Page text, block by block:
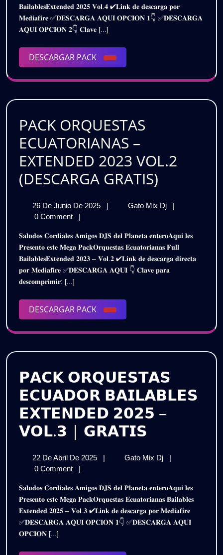
–
PACK
VOL.4
|
GRATIS
–
PACK
𝐁𝐚𝐢𝐥𝐚𝐛𝐥𝐞𝐬𝐄𝐱𝐭𝐞𝐧𝐝𝐞𝐝 𝟐𝟎𝟐𝟓 𝐕𝐨𝐥.𝟒 ✔𝐋𝐢𝐧𝐤 𝐝𝐞 𝐝𝐞𝐬𝐜𝐚𝐫𝐠𝐚 𝐩𝐨𝐫
𝐌𝐞𝐝𝐢𝐚𝐟𝐢𝐫𝐞 ✅𝐃𝐄𝐒𝐂𝐀𝐑𝐆𝐀 𝐀𝐐𝐔𝐈 𝐎𝐏𝐂𝐈𝐎𝐍 𝟏👇 ✅𝐃𝐄𝐒𝐂𝐀𝐑𝐆𝐀
𝐀𝐐𝐔𝐈 𝐎𝐏𝐂𝐈𝐎𝐍 𝟐👇 𝐂𝐥𝐚𝐯𝐞 [...]
DESCARGAR PACK
DESCARGAR
PACK
PACK ORQUESTAS
ECUATORIANAS –
EXTENDED 2023 VOL.2
(DESCARGA GRATIS)
–
2023
26 De Junio De 2025
26
De
2025
| Gato Mix Dj
PACK
–
EXTENDED
2023
VOL.2
|
0 Comment
|
𝐒𝐚𝐥𝐮𝐝𝐨𝐬 𝐂𝐨𝐫𝐝𝐢𝐚𝐥𝐞𝐬 𝐀𝐦𝐢𝐠𝐨𝐬 𝐃𝐉𝐒 𝐝𝐞𝐥 𝐏𝐥𝐚𝐧𝐞𝐭𝐚 𝐞𝐧𝐭𝐞𝐫𝐨𝐀𝐪𝐮𝐢 𝐥𝐞𝐬
𝐏𝐫𝐞𝐬𝐞𝐧𝐭𝐨 𝐞𝐬𝐭𝐞 𝐌𝐞𝐠𝐚 𝐏𝐚𝐜𝐤𝐎𝐫𝐪𝐮𝐞𝐬𝐭𝐚𝐬 𝐄𝐜𝐮𝐚𝐭𝐨𝐫𝐢𝐚𝐧𝐚𝐬 𝐅𝐮𝐥𝐥
𝐁𝐚𝐢𝐥𝐚𝐛𝐥𝐞𝐬𝐄𝐱𝐭𝐞𝐧𝐝𝐞𝐝 𝟐𝟎𝟐𝟑 – 𝐕𝐨𝐥.𝟐 ✔𝐋𝐢𝐧𝐤 𝐝𝐞 𝐝𝐞𝐬𝐜𝐚𝐫𝐠𝐚 𝐝𝐢𝐫𝐞𝐜𝐭𝐚
𝐩𝐨𝐫 𝐌𝐞𝐝𝐢𝐚𝐟𝐢𝐫𝐞 ✅𝐃𝐄𝐒𝐂𝐀𝐑𝐆𝐀 𝐀𝐐𝐔𝐈 👇 𝐂𝐥𝐚𝐯𝐞 𝐩𝐚𝐫𝐚
𝐝𝐞𝐬𝐜𝐨𝐦𝐩𝐫𝐢𝐦𝐢𝐫: [...]
DESCARGAR PACK
DESCARGAR
PACK
𝗣𝗔𝗖𝗞 𝗢𝗥𝗤𝗨𝗘𝗦𝗧𝗔𝗦
𝗘𝗖𝗨𝗔𝗗𝗢𝗥 𝗕𝗔𝗜𝗟𝗔𝗕𝗟𝗘𝗦
𝗘𝗫𝗧𝗘𝗡𝗗𝗘𝗗 𝟮𝟬𝟮𝟱 –
𝗩𝗢𝗟.𝟯 | 𝗚𝗥𝗔𝗧𝗜𝗦
𝟮𝟬𝟮𝟱
22 De Abril De 2025
22
De
2025
| Gato Mix Dj
𝗣𝗔𝗖𝗞
𝗕𝗔𝗜𝗟𝗔𝗕𝗟𝗘𝗦
𝗘𝗫𝗧𝗘𝗡𝗗𝗘𝗗
𝟮𝟬𝟮𝟱
–
|
0 Comment
|
𝐒𝐚𝐥𝐮𝐝𝐨𝐬 𝐂𝐨𝐫𝐝𝐢𝐚𝐥𝐞𝐬 𝐀𝐦𝐢𝐠𝐨𝐬 𝐃𝐉𝐒 𝐝𝐞𝐥 𝐏𝐥𝐚𝐧𝐞𝐭𝐚 𝐞𝐧𝐭𝐞𝐫𝐨𝐀𝐪𝐮𝐢 𝐥𝐞𝐬
𝐏𝐫𝐞𝐬𝐞𝐧𝐭𝐨 𝐞𝐬𝐭𝐞 𝐌𝐞𝐠𝐚 𝐏𝐚𝐜𝐤𝐎𝐫𝐪𝐮𝐞𝐬𝐭𝐚𝐬 𝐄𝐜𝐮𝐚𝐭𝐨𝐫𝐢𝐚𝐧𝐚𝐬 𝐁𝐚𝐢𝐥𝐚𝐛𝐥𝐞𝐬
𝐄𝐱𝐭𝐞𝐧𝐝𝐞𝐝 𝟐𝟎𝟐𝟓 – 𝐕𝐨𝐥.𝟑 ✔𝐋𝐢𝐧𝐤 𝐝𝐞 𝐝𝐞𝐬𝐜𝐚𝐫𝐠𝐚 𝐩𝐨𝐫 𝐌𝐞𝐝𝐢𝐚𝐟𝐢𝐫𝐞
✅𝐃𝐄𝐒𝐂𝐀𝐑𝐆𝐀 𝐀𝐐𝐔𝐈 𝐎𝐏𝐂𝐈𝐎𝐍 𝟏👇 ✅𝐃𝐄𝐒𝐂𝐀𝐑𝐆𝐀 𝐀𝐐𝐔𝐈
𝐎𝐏𝐂𝐈𝐎𝐍 [...]